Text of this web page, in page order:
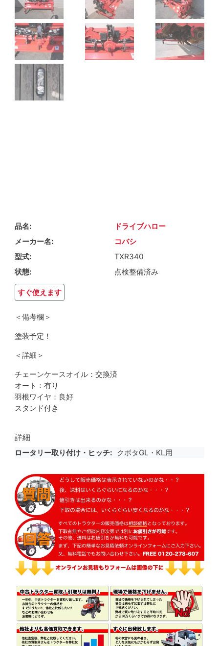
品名
ドライブハロー
メーカー名
コバシ
型式
TXR340
状態
点検整備済み
すぐ使えます
＜備考欄＞
塗装予定！
＜詳細＞
チェーンケースオイル：交換済
オート：有り
羽根ワイヤ：良好
スタンド付き
詳細
ロータリー取り付け・ヒッチ クボタGL・KL用